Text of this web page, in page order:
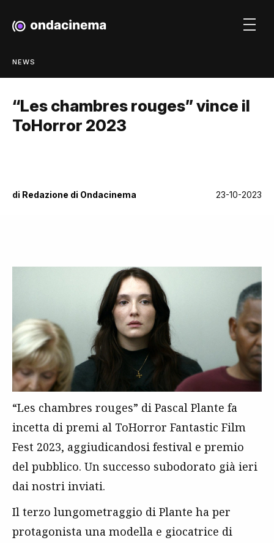
NEWS
“Les chambres rouges” vince il
ToHorror 2023
di Redazione di Ondacinema 23-10-2023
“Les chambres rouges” di Pascal Plante fa
incetta di premi al ToHorror Fantastic Film
Fest 2023, aggiudicandosi festival e premio
del pubblico. Un successo subodorato già ieri
dai nostri inviati.
Il terzo lungometraggio di Plante ha per
protagonista una modella e giocatrice di